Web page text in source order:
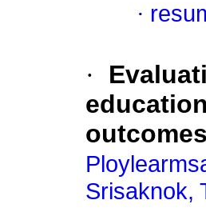
·
·
Srisaknok,